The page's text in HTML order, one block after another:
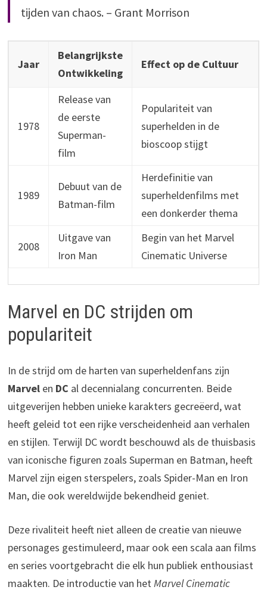
tijden van chaos. – Grant Morrison
Jaar
Belangrijkste
Ontwikkeling
Effect op de Cultuur
1978
Release van
de eerste
Superman-
film
Populariteit van
superhelden in de
bioscoop stijgt
1989
Debuut van de
Batman-film
Herdefinitie van
superheldenfilms met
een donkerder thema
2008
Uitgave van
Iron Man
Begin van het Marvel
Cinematic Universe
Marvel en DC strijden om
populariteit
In de strijd om de harten van superheldenfans zijn
Marvelen DC al decennialang concurrenten. Beide
uitgeverijen hebben unieke karakters gecreëerd, wat
heeft geleid tot een rijke verscheidenheid aan verhalen
en stijlen. Terwijl DC wordt beschouwd als de thuisbasis
van iconische figuren zoals Superman en Batman, heeft
Marvel zijn eigen sterspelers, zoals Spider-Man en Iron
Man, die ook wereldwijde bekendheid geniet.
Deze rivaliteit heeft niet alleen de creatie van nieuwe
personages gestimuleerd, maar ook een scala aan films
en series voortgebracht die elk hun publiek enthousiast
maakten. De introductie van hetMarvel Cinematic